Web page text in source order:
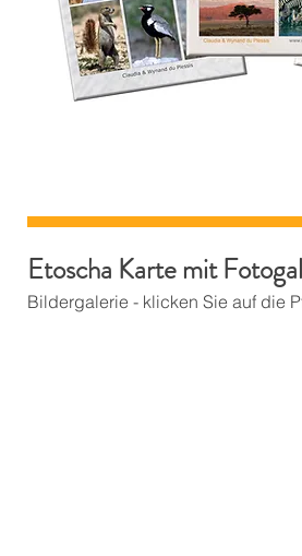
Etoscha Karte mit
Bildergalerie - klicken Sie auf die